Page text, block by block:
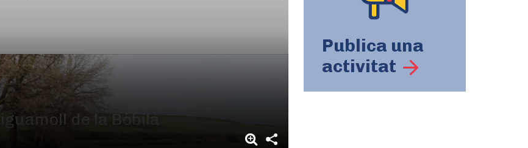
de la Bòbila
Publica una
activitat